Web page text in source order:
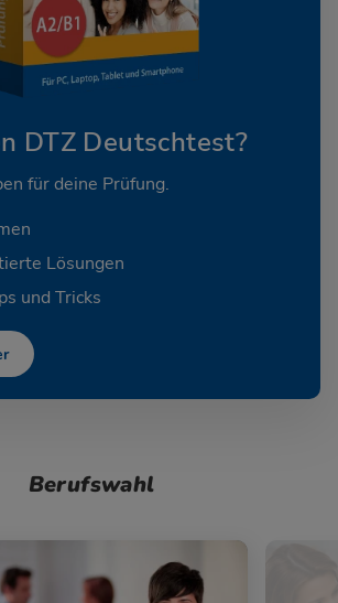
DTZ Deutschtest?
für deine Prüfung.
Lösungen
und Tricks
Berufswahl